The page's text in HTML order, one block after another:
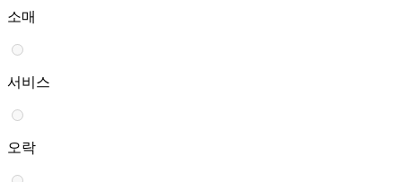
소매
서비스
오락